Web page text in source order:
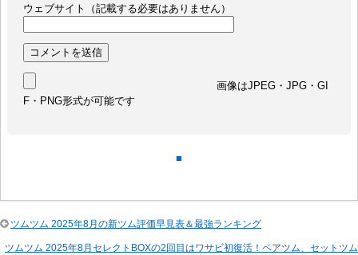
ウェブサイト（記載する必要はありません）
画像はJPEG・JPG・GI
F・PNG形式が可能です
■
ツムツム 2025年8月の新ツム評価早見表＆最強ランキング
ツムツム 2025年8月セレクトBOXの2回目はワサビ初復活！ペアツム、セットツム